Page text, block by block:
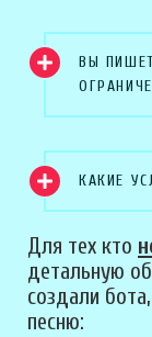
ВЫ
КАКИЕ
Для тех кто
детальную
создали
песню: